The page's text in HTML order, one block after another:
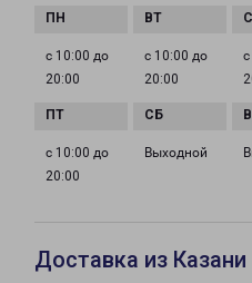
с 10:00 до
20:00
с 10:00 до
20:00
с 10:00 до
20:00
Выходной
Доставка из